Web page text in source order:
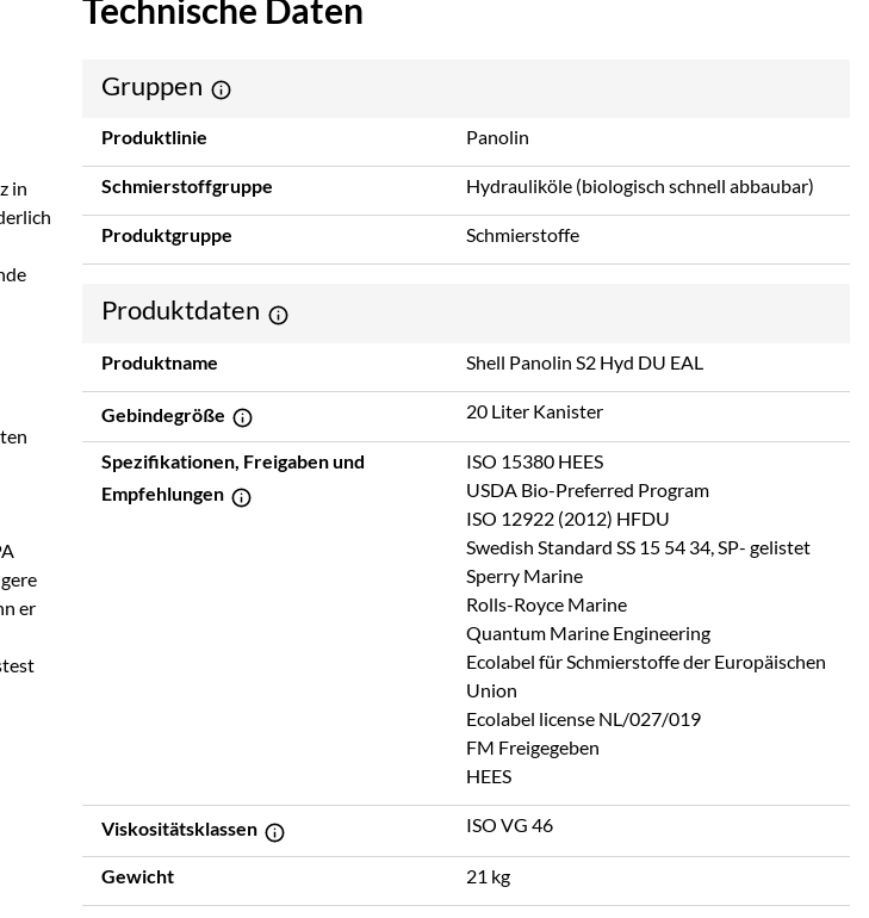
in
er
Technische Daten
Gruppen
Produktlinie Panolin
Schmierstoffgruppe Hydrauliköle (biologisch schnell abbaubar)
Produktgruppe Schmierstoffe
Produktdaten
Produktname Shell Panolin S2 Hyd DU EAL
Gebindegröße 20 Liter Kanister
Spezifikationen, Freigaben und
Empfehlungen
ISO 15380 HEES
USDA Bio-Preferred Program
ISO 12922 (2012) HFDU
Swedish Standard SS 15 54 34, SP- gelistet
Sperry Marine
Rolls-Royce Marine
Quantum Marine Engineering
Ecolabel für Schmierstoffe der Europäischen
Union
Ecolabel license NL/027/019
FM Freigegeben
HEES
Viskositätsklassen ISO VG 46
Gewicht 21 kg